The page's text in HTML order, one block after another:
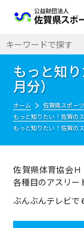
もっと知
月分）
ホーム 佐賀県スポー
もっと知りたい！佐賀の
もっと知りたい！佐賀の
佐賀県体育協会
各種目のアスリー
ぶんぶんテレビで